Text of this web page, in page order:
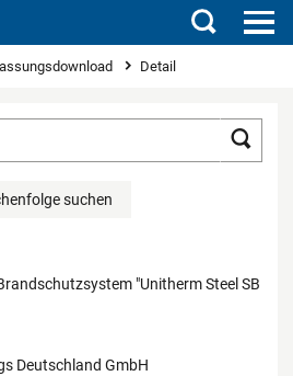
Suchen
Detail
suchen
"Unitherm Steel SB
Deutschland GmbH